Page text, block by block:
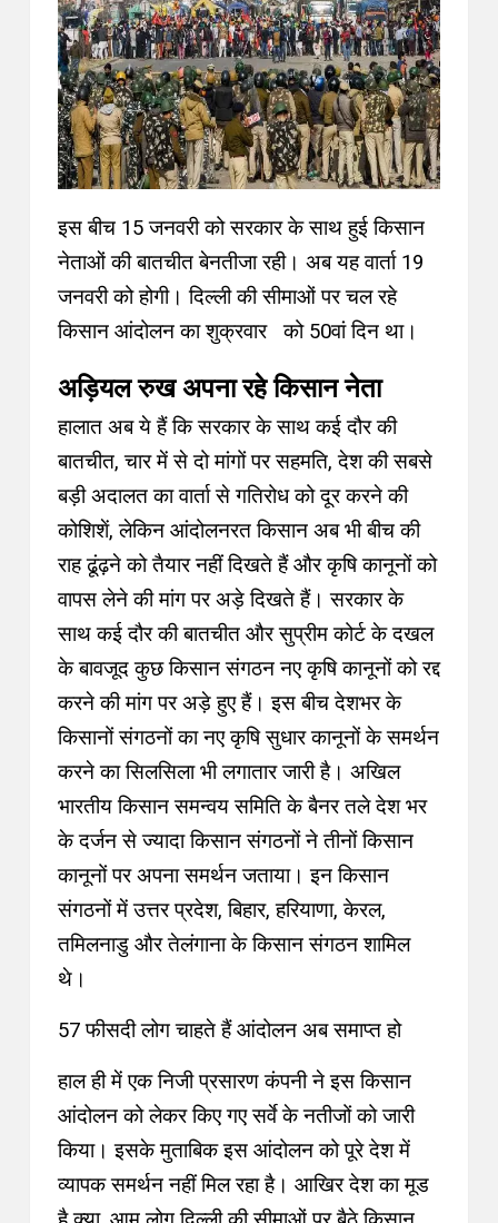
इस बीच 15 जनवरी को सरकार के साथ हुई किसान
नेताओं की बातचीत बेनतीजा रही। अब यह वार्ता 19
जनवरी को होगी। दिल्ली की सीमाओं पर चल रहे
किसान आंदोलन का शुक्रवार को 50वां दिन था।
अड़ियल रुख अपना रहे किसान नेता
हालात अब ये हैं कि सरकार के साथ कई दौर की
बातचीत, चार में से दो मांगों पर सहमति, देश की सबसे
बड़ी अदालत का वार्ता से गतिरोध को दूर करने की
कोशिशें, लेकिन आंदोलनरत किसान अब भी बीच की
राह ढूंढ़ने को तैयार नहीं दिखते हैं और कृषि कानूनों को
वापस लेने की मांग पर अड़े दिखते हैं। सरकार के
साथ कई दौर की बातचीत और सुप्रीम कोर्ट के दखल
के बावजूद कुछ किसान संगठन नए कृषि कानूनों को रद्द
करने की मांग पर अड़े हुए हैं। इस बीच देशभर के
किसानों संगठनों का नए कृषि सुधार कानूनों के समर्थन
करने का सिलसिला भी लगातार जारी है। अखिल
भारतीय किसान समन्वय समिति के बैनर तले देश भर
के दर्जन से ज्यादा किसान संगठनों ने तीनों किसान
कानूनों पर अपना समर्थन जताया। इन किसान
संगठनों में उत्तर प्रदेश, बिहार, हरियाणा, केरल,
तमिलनाडु और तेलंगाना के किसान संगठन शामिल
थे।
57 फीसदी लोग चाहते हैं आंदोलन अब समाप्त हो
हाल ही में एक निजी प्रसारण कंपनी ने इस किसान
आंदोलन को लेकर किए गए सर्वे के नतीजों को जारी
किया। इसके मुताबिक इस आंदोलन को पूरे देश में
व्यापक समर्थन नहीं मिल रहा है। आखिर देश का मूड